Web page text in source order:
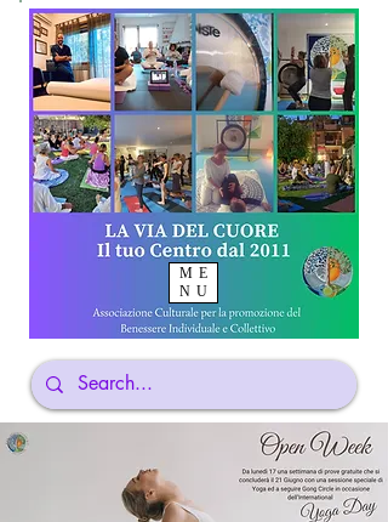
ME
NU